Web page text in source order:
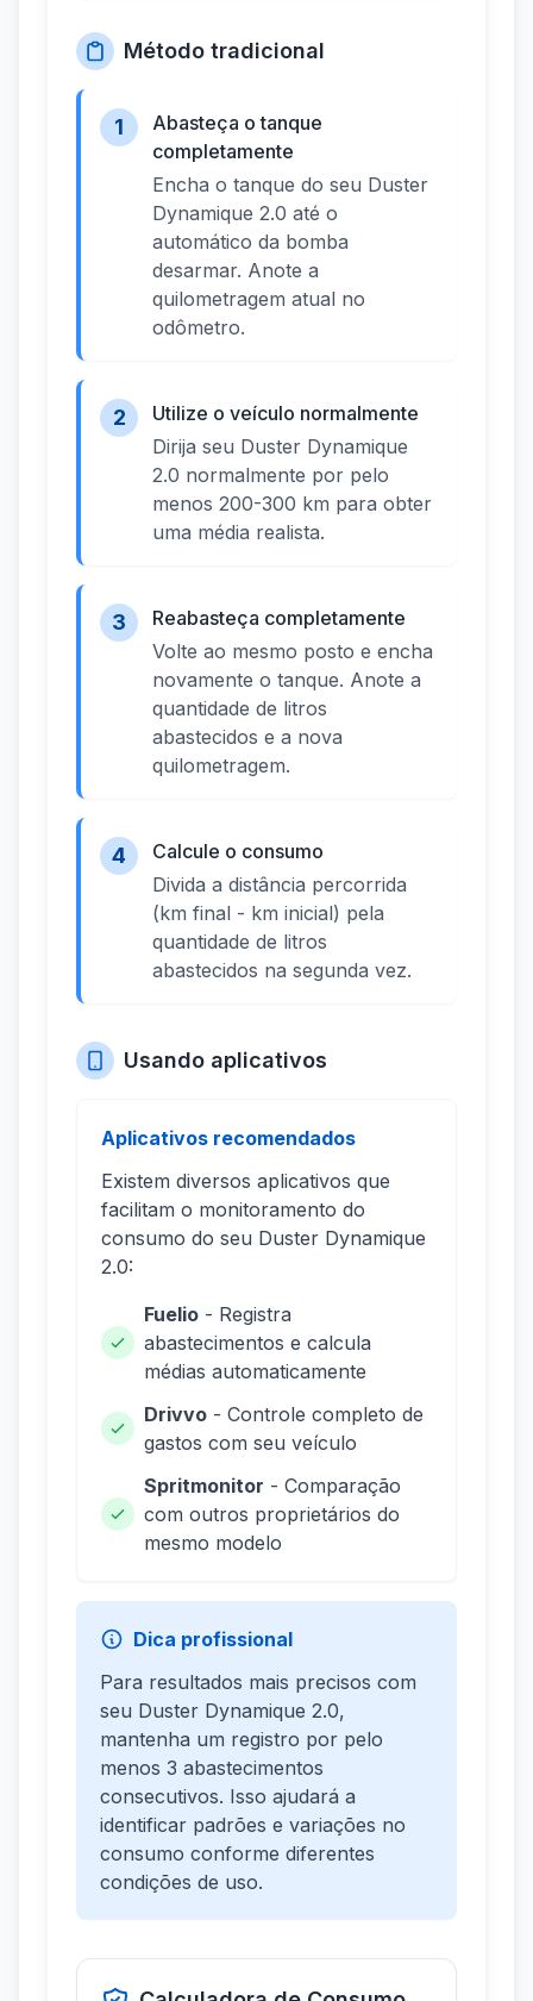
Método tradicional
1
Abasteça o tanque
completamente
Encha o tanque do seu Duster
Dynamique 2.0 até o
automático da bomba
desarmar. Anote a
quilometragem atual no
odômetro.
2
Utilize o veículo normalmente
Dirija seu Duster Dynamique
2.0 normalmente por pelo
menos 200-300 km para obter
uma média realista.
3
Reabasteça completamente
Volte ao mesmo posto e encha
novamente o tanque. Anote a
quantidade de litros
abastecidos e a nova
quilometragem.
4
Calcule o consumo
Divida a distância percorrida
(km final - km inicial) pela
quantidade de litros
abastecidos na segunda vez.
Usando aplicativos
Aplicativos recomendados
Existem diversos aplicativos que
facilitam o monitoramento do
consumo do seu Duster Dynamique
2.0:
Fuelio - Registra
abastecimentos e calcula
médias automaticamente
Drivvo - Controle completo de
gastos com seu veículo
Spritmonitor - Comparação
com outros proprietários do
mesmo modelo
Dica profissional
Para resultados mais precisos com
seu Duster Dynamique 2.0,
mantenha um registro por pelo
menos 3 abastecimentos
consecutivos. Isso ajudará a
identificar padrões e variações no
consumo conforme diferentes
condições de uso.